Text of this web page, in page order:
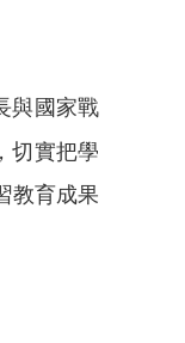
與國家戰
切實把學
教育成果